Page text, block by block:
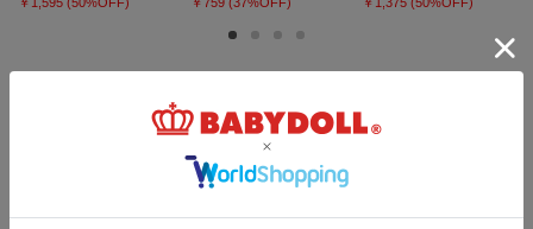
コーディネート